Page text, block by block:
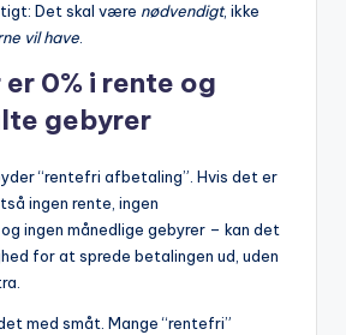
Det skal være nødvendigt, ikke
vil have.
0% i rente og
gebyrer
“rentefri afbetaling”. Hvis det er
ingen rente, ingen
ingen månedlige gebyrer – kan det
for at sprede betalingen ud, uden
med småt. Mange “rentefri”